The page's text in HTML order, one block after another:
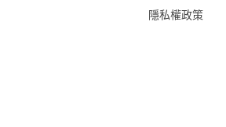
隱私權政策